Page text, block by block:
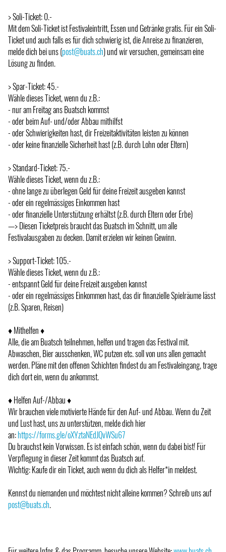
> Soli-Ticket: 0.-
Mit dem Soli-Ticket ist Festivaleintritt, Essen und Getränke gratis. Für ein Soli-
Ticket und auch falls es für dich schwierig ist, die Anreise zu finanzieren,
melde dich bei uns (post@buats.ch) und wir versuchen, gemeinsam eine
Lösung zu finden.
> Spar-Ticket: 45.-
Wähle dieses Ticket, wenn du z.B.:
- nur am Freitag ans Buatsch kommst
- oder beim Auf- und/oder Abbau mithilfst
- oder Schwierigkeiten hast, dir Freizeitaktivitäten leisten zu können
- oder keine finanzielle Sicherheit hast (z.B. durch Lohn oder Eltern)
> Standard-Ticket: 75.-
Wähle dieses Ticket, wenn du z.B.:
- ohne lange zu überlegen Geld für deine Freizeit ausgeben kannst
- oder ein regelmässiges Einkommen hast
- oder finanzielle Unterstützung erhältst (z.B. durch Eltern oder Erbe)
—> Diesen Ticketpreis braucht das Buatsch im Schnitt, um alle
Festivalausgaben zu decken. Damit erzielen wir keinen Gewinn.
> Support-Ticket: 105.-
Wähle dieses Ticket, wenn du z.B.:
- entspannt Geld für deine Freizeit ausgeben kannst
- oder ein regelmässiges Einkommen hast, das dir finanzielle Spielräume lässt
(z.B. Sparen, Reisen)
♦ Mithelfen ♦
Alle, die am Buatsch teilnehmen, helfen und tragen das Festival mit.
Abwaschen, Bier ausschenken, WC putzen etc. soll von uns allen gemacht
werden. Pläne mit den offenen Schichten findest du am Festivaleingang, trage
dich dort ein, wenn du ankommst.
♦ Helfen Auf-/Abbau ♦
Wir brauchen viele motivierte Hände für den Auf- und Abbau. Wenn du Zeit
und Lust hast, uns zu unterstützen, melde dich hier
an:https://forms.gle/oXYztaNEdJQvWSu67
Du brauchst kein Vorwissen. Es ist einfach schön, wenn du dabei bist! Für
Verpflegung in dieser Zeit kommt das Buatsch auf.
Wichtig: Kaufe dir ein Ticket, auch wenn du dich als Helfer*in meldest.
Kennst du niemanden und möchtest nicht alleine kommen? Schreib uns auf
post@buats.ch.